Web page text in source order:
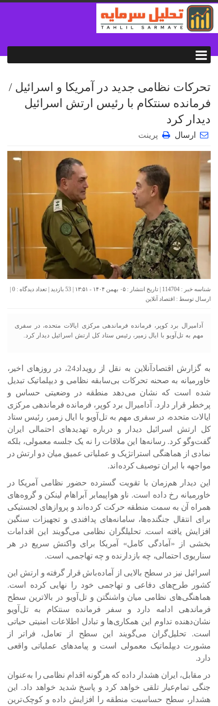
تحرکات نظامی جدید در آمریکا و اسرائیل /
فرمانده سنتکام با رئیس ارتش اسرائیل
دیدار کرد
ارسال پرینت
شناسه خبر : 114704 | تاریخ انتشار : ۰۵ بهمن ۱۴۰۴ - ۱۳:۵۱ | 53 بازدید | تعداد دیدگاه : 0
|
ارسال توسط : اقتصاد آنلاین
آدامیرال برد کوپر، فرمانده فرماندهی مرکزی ایالات متحده، در سفری
مهم به تل‌آویو با ایال زمیر، رئیس ستاد کل ارتش اسرائیل دیدار کرد.
به گزارش اقتصادآنلاین به نقل از رویداد24، در روز‌های اخیر،
خاورمیانه به صحنه تحرکات بی‌سابقه نظامی و دیپلماتیک تبدیل
شده است که نشان می‌دهد منطقه در وضعیتی حساس و
پرخطر قرار دارد. آدامیرال برد کوپر، فرمانده فرماندهی مرکزی
ایالات متحده، در سفری مهم به تل‌آویو با ایال زمیر، رئیس ستاد
کل ارتش اسرائیل دیدار و درباره تهدید‌های احتمالی ایران
گفت‌و‌گو کرد. رسانه‌ها این ملاقات را نه یک جلسه معمولی، بلکه
نمادی از هماهنگی استراتژیک و عملیاتی عمیق میان دو ارتش در
مواجهه با ایران توصیف کرده‌اند.
این دیدار هم‌زمان با تقویت گسترده حضور نظامی آمریکا در
خاورمیانه رخ داده است. ناو هواپیمابر آبراهام لینکن و گروه‌های
همراه آن به سمت منطقه حرکت کرده‌اند و پرواز‌های لجستیکی
برای انتقال جنگنده‌ها، سامانه‌های پدافندی و تجهیزات سنگین
افزایش یافته است. تحلیلگران نظامی می‌گویند این اقدامات
بخشی از «آمادگی کامل» آمریکا برای واکنش سریع در هر
سناریوی احتمالی، چه بازدارنده و چه تهاجمی، است.
اسرائیل نیز در سطح بالایی از آماده‌باش قرار گرفته و ارتش این
کشور طرح‌های دفاعی و تهاجمی خود را نهایی کرده است.
هماهنگی‌های نظامی میان واشنگتن و تل‌آویو در بالاترین سطح
فرماندهی ادامه دارد و سفر فرمانده سنتکام به تل‌آویو
نشان‌دهنده تداوم این همکاری‌ها و تبادل اطلاعات امنیتی حیاتی
است. تحلیل‌گران می‌گویند این سطح از تعامل، فراتر از
مشورت دیپلماتیک معمولی است و پیامد‌های عملیاتی واقعی
دارد.
در مقابل، ایران هشدار داده که هرگونه اقدام نظامی را به‌عنوان
جنگی تمام‌عیار تلقی خواهد کرد و پاسخ شدید خواهد داد. این
هشدار، سطح حساسیت منطقه را افزایش داده و کوچک‌ترین